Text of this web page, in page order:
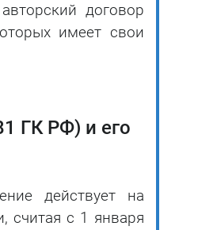
договор
имеет свои
ГК РФ) и его
действует на
считая с 1 января